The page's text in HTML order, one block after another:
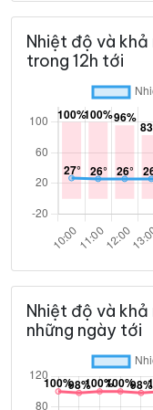
Nhiệt độ và khả
trong 12h tới
Nhiệt độ và khả
những ngày tới